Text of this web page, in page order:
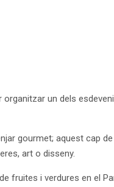
un dels
gourmet; aquest cap
art o disseny.
fruites i verdures en el